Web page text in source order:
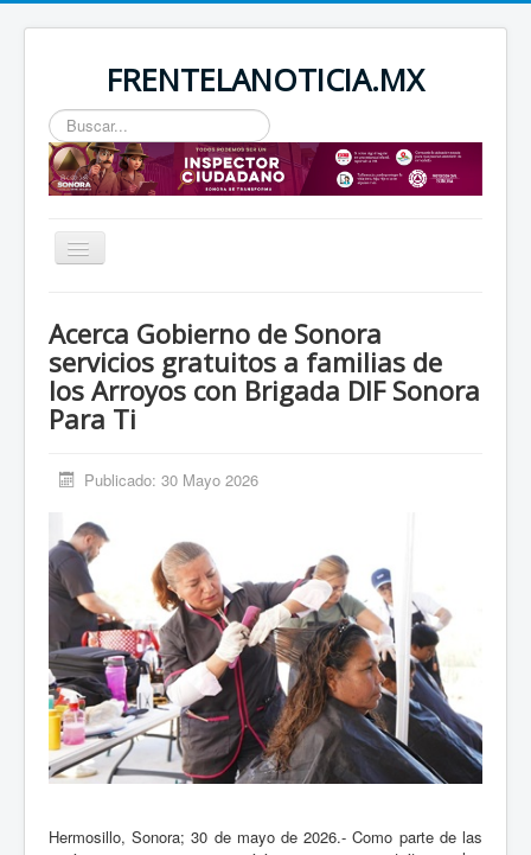
FRENTELANOTICIA.MX
Buscar...
Toggle
ESTATAL
SEGURIDAD
REGIONAL
NACIONAL
Acerca Gobierno de Sonora
servicios gratuitos a familias de
los Arroyos con Brigada DIF Sonora
Para Ti
Publicado: 30 Mayo 2026
Hermosillo, Sonora; 30 de mayo de 2026.- Como parte de las